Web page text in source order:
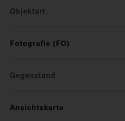
Objektart
Fotografie (FO)
Gegenstand
Ansichtskarte